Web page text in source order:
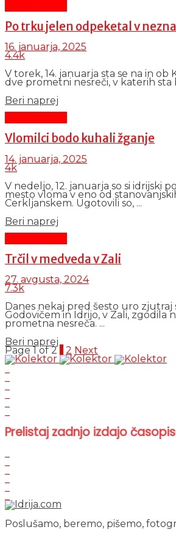
Po trku jelen odpeketal v
16. januarja, 2025
4.4k
V torek, 14. januarja sta se na in ob
dve prometni nesreči, v katerih sta
Beri naprej
Vlomilci bodo kuhali žganje
14. januarja, 2025
4k
V nedeljo, 12. januarja so si idrijski
mesto vloma v eno od
Cerkljanskem. Ugotovili so, ...
Beri naprej
Trčil v medveda v Zali
27. avgusta, 2024
7.3k
Danes nekaj pred šesto uro zjutraj
Godovičem in Idrijo, v Zali, zgodila
prometna nesreča. ...
Beri naprej
Page 1 of 2 1 2 Next
Prelistaj zadnjo izdajo
Poslušamo, beremo, pišemo,